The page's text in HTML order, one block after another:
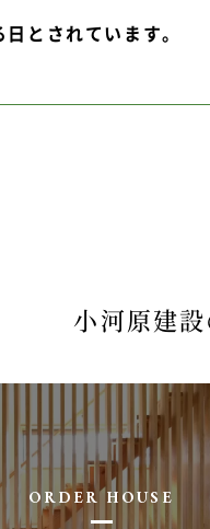
とされています。
小河原建
ORDER HOUSE